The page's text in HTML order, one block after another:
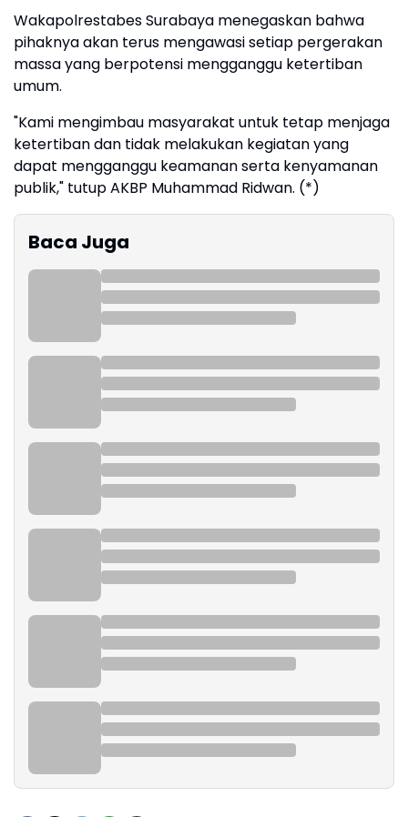
Wakapolrestabes Surabaya menegaskan bahwa
pihaknya akan terus mengawasi setiap pergerakan
massa yang berpotensi mengganggu ketertiban
umum.
"Kami mengimbau masyarakat untuk tetap menjaga
ketertiban dan tidak melakukan kegiatan yang
dapat mengganggu keamanan serta kenyamanan
publik," tutup AKBP Muhammad Ridwan. (*)
Baca Juga